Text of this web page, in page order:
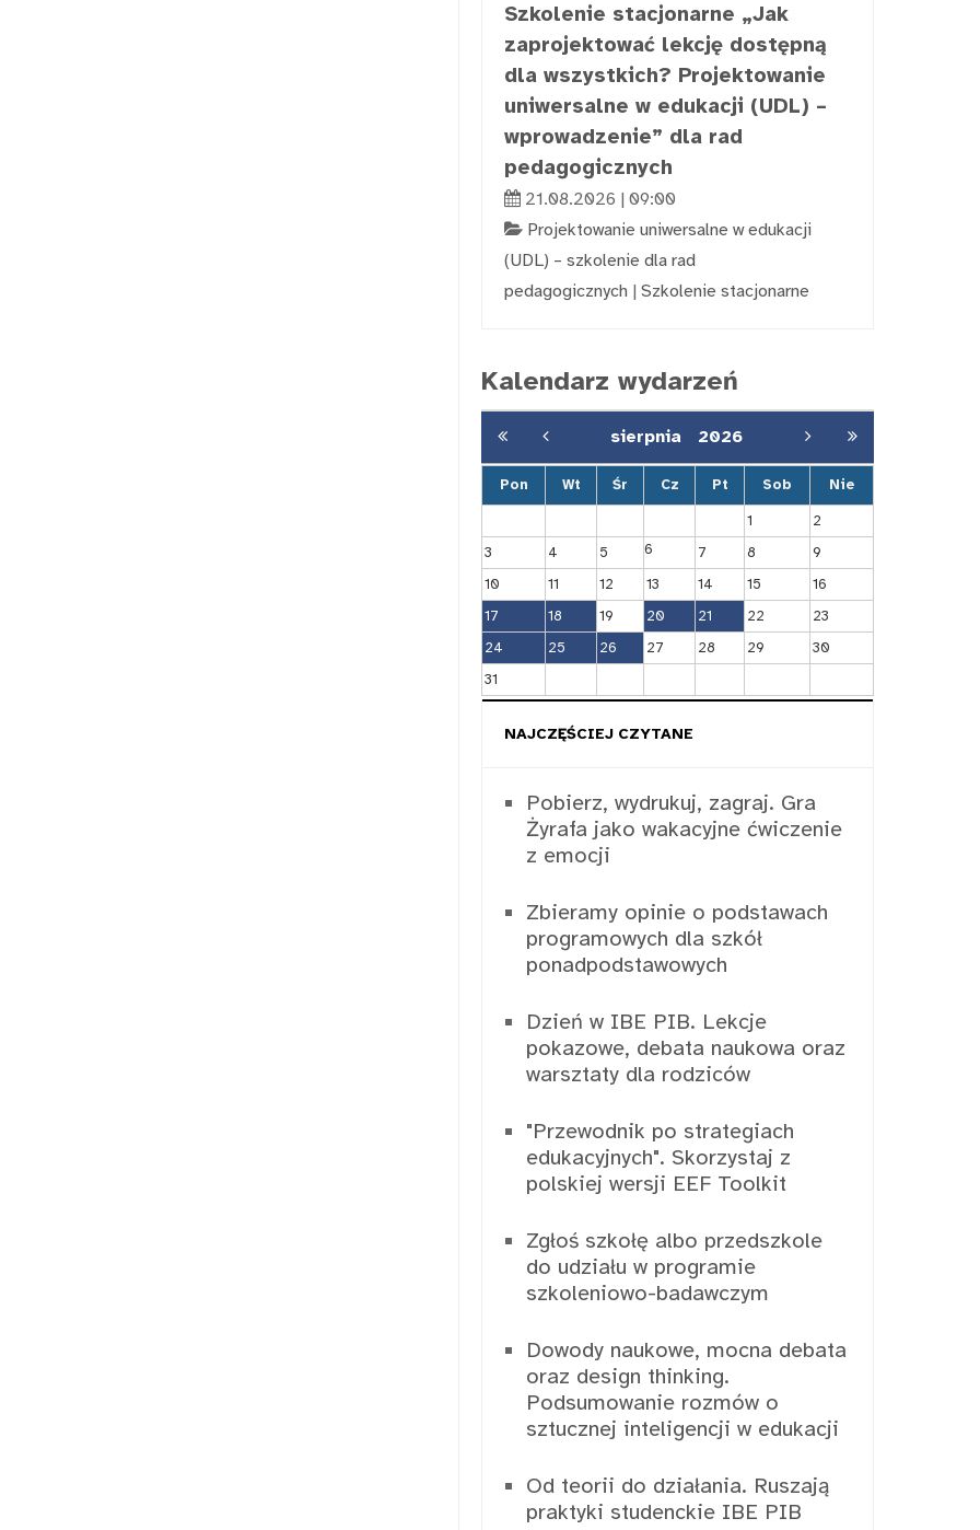
Szkolenie stacjonarne „Jak
zaprojektować lekcję dostępną
dla wszystkich? Projektowanie
uniwersalne w edukacji (UDL) –
wprowadzenie” dla rad
pedagogicznych
21.08.2026 | 09:00
Projektowanie uniwersalne w edukacji
(UDL) – szkolenie dla rad
pedagogicznych | Szkolenie stacjonarne
Kalendarz wydarzeń
sierpnia 2026
Pon Wt Śr Cz Pt Sob Nie
1
2
3
4 5 6 7 8
9
10
11 12 13 14 15
16
17
18 19 20 21 22
23
24
25 26 27 28 29
30
31
NAJCZĘŚCIEJ CZYTANE
Pobierz, wydrukuj, zagraj. Gra
Żyrafa jako wakacyjne ćwiczenie
z emocji
Zbieramy opinie o podstawach
programowych dla szkół
ponadpodstawowych
Dzień w IBE PIB. Lekcje
pokazowe, debata naukowa oraz
warsztaty dla rodziców
"Przewodnik po strategiach
edukacyjnych". Skorzystaj z
polskiej wersji EEF Toolkit
Zgłoś szkołę albo przedszkole
do udziału w programie
szkoleniowo-badawczym
Dowody naukowe, mocna debata
oraz design thinking.
Podsumowanie rozmów o
sztucznej inteligencji w edukacji
Od teorii do działania. Ruszają
praktyki studenckie IBE PIB